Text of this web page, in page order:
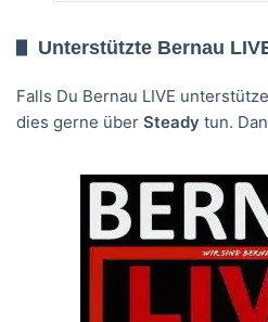
Unterstützte Bernau
Falls Du Bernau LIVE
dies gerne über Steady tun.